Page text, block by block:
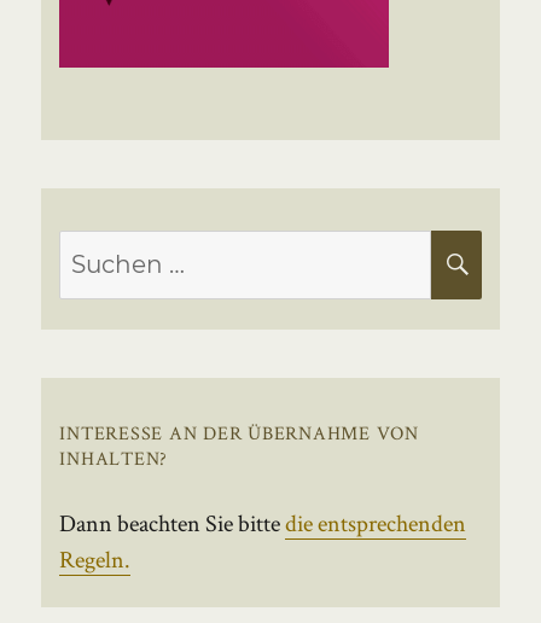
Suchen
nach:
INTERESSE AN DER ÜBERNAHME VON
INHALTEN?
Dann beachten Sie bittedie entsprechenden
Regeln.